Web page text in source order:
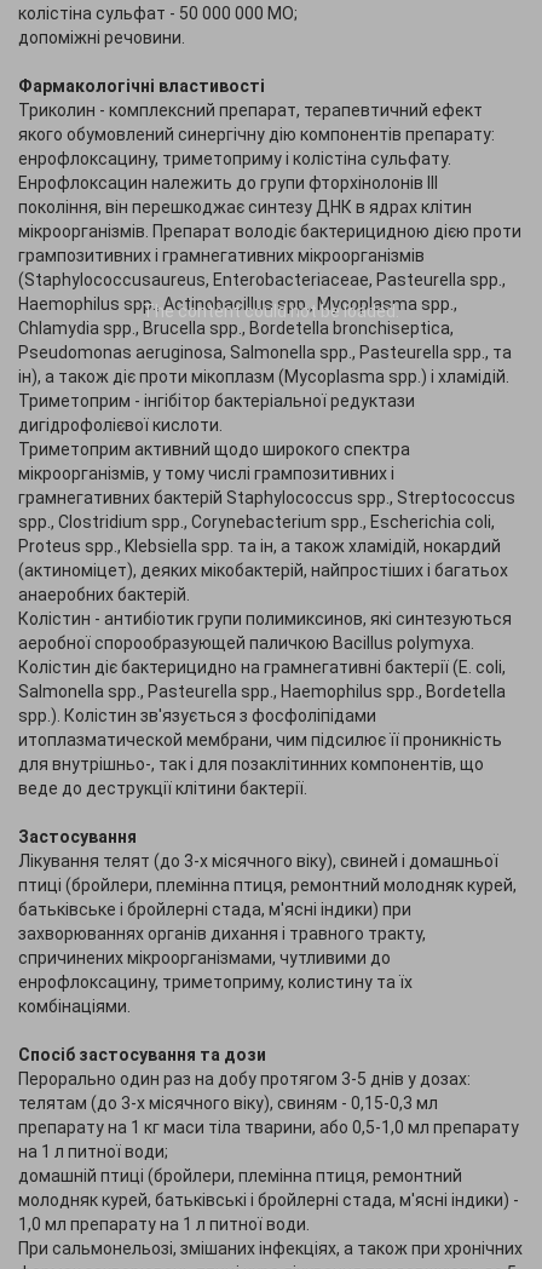
The contentcould not be loaded.
колістіна сульфат - 50 000 000 МО;
допоміжні речовини.
Фармакологічні властивості
Триколин - комплексний препарат, терапевтичний ефект
якого обумовлений синергічну дію компонентів препарату:
енрофлоксацину, триметоприму і колістіна сульфату.
Енрофлоксацин належить до групи фторхінолонів ІІІ
покоління, він перешкоджає синтезу ДНК в ядрах клітин
мікроорганізмів. Препарат володіє бактерицидною дією проти
грампозитивних і грамнегативних мікроорганізмів
(Staphylococcusaureus, Enterobacteriaceae, Pasteurella spp.,
Haemophilus spp., Actinobacillus spp., Mycoplasma spp.,
Chlamydia spp., Brucella spp., Bordetella bronchisеptica,
Pseudomonas aeruginosa, Salmonella spp., Pasteurella spp., та
ін), а також діє проти мікоплазм (Mycoplasma spp.) і хламідій.
Триметоприм - інгібітор бактеріальної редуктази
дигідрофолієвої кислоти.
Триметоприм активний щодо широкого спектра
мікроорганізмів, у тому числі грампозитивних і
грамнегативних бактерій Staphylococcus spp., Streptococcus
spp., Clostridium spp., Corynebacterium spp., Escherichia coli,
Proteus spp., Klebsiella spp. та ін, а також хламідій, нокардий
(актиноміцет), деяких мікобактерій, найпростіших і багатьох
анаеробних бактерій.
Колістин - антибіотик групи полимиксинов, які синтезуються
аеробної спорообразующей паличкою Bacillus polymyxa.
Колістин діє бактерицидно на грамнегативні бактерії (E. coli,
Salmonella spp., Pasteurella spp., Haemophilus spp., Bordetella
spp.). Колістин зв'язується з фосфоліпідами
итоплазматической мембрани, чим підсилює її проникність
для внутрішньо-, так і для позаклітинних компонентів, що
веде до деструкції клітини бактерії.
Застосування
Лікування телят (до 3-х місячного віку), свиней і домашньої
птиці (бройлери, племінна птиця, ремонтний молодняк курей,
батьківське і бройлерні стада, м'ясні індики) при
захворюваннях органів дихання і травного тракту,
спричинених мікроорганізмами, чутливими до
енрофлоксацину, триметоприму, колистину та їх
комбінаціями.
Спосіб застосування та дози
Перорально один раз на добу протягом 3-5 днів у дозах:
телятам (до 3-х місячного віку), свиням - 0,15-0,3 мл
препарату на 1 кг маси тіла тварини, або 0,5-1,0 мл препарату
на 1 л питної води;
домашній птиці (бройлери, племінна птиця, ремонтний
молодняк курей, батьківські і бройлерні стада, м'ясні індики) -
1,0 мл препарату на 1 л питної води.
При сальмонельозі, змішаних інфекціях, а також при хронічних